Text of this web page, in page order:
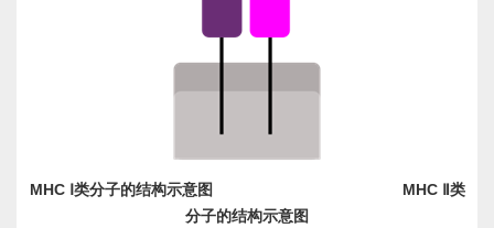
MHC Ⅰ类分子的结构示意图 MHC
Ⅱ类
分子的结构示意图